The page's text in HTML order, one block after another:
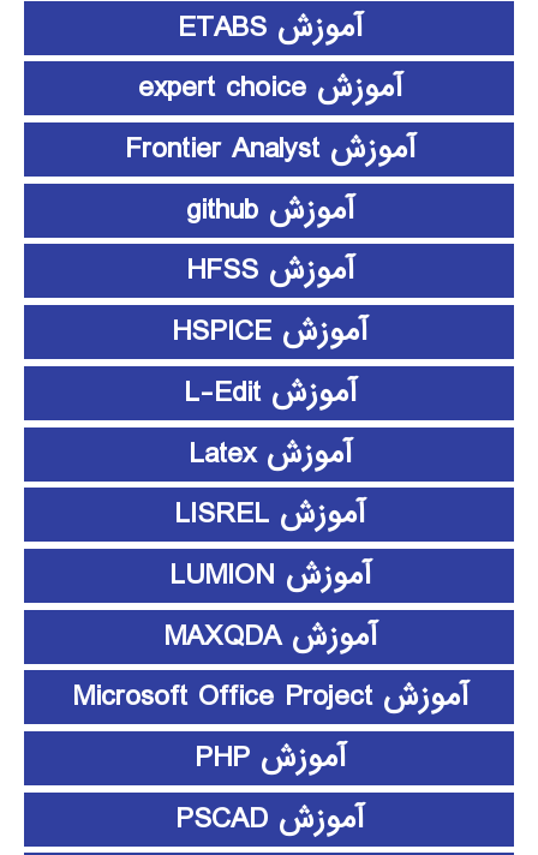
آموزش ETABS
آموزش expert choice
آموزش Frontier Analyst
آموزش github
آموزش HFSS
آموزش HSPICE
آموزش L-Edit
آموزش Latex
آموزش LISREL
آموزش LUMION
آموزش MAXQDA
آموزش Microsoft Office Project
آموزش PHP
آموزش PSCAD